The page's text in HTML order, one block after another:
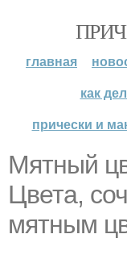
главная
как
прически и
Мятный
Цвета,
мятным